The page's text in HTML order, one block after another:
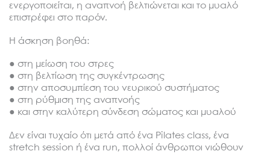
ενεργοποιείται, η αναπνοή βελτιώνεται και το μυαλό
επιστρέφει στο παρόν.
Η άσκηση βοηθά:
● στη μείωση του στρες
● στη βελτίωση της συγκέντρωσης
● στην αποσυμπίεση του νευρικού συστήματος
● στη ρύθμιση της αναπνοής
● και στην καλύτερη σύνδεση σώματος και μυαλού
Δεν είναι τυχαίο ότι μετά από ένα Pilates class, ένα
stretch session ή ένα run, πολλοί άνθρωποι νιώθουν